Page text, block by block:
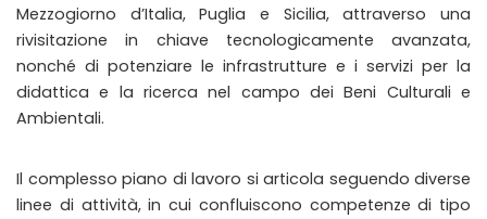
Mezzogiorno d’Italia, Puglia e Sicilia, attraverso una
rivisitazione in chiave tecnologicamente avanzata,
nonché di potenziare le infrastrutture e i servizi per la
didattica e la ricerca nel campo dei Beni Culturali e
Ambientali.
Il complesso piano di lavoro si articola seguendo diverse
linee di attività, in cui confluiscono competenze di tipo